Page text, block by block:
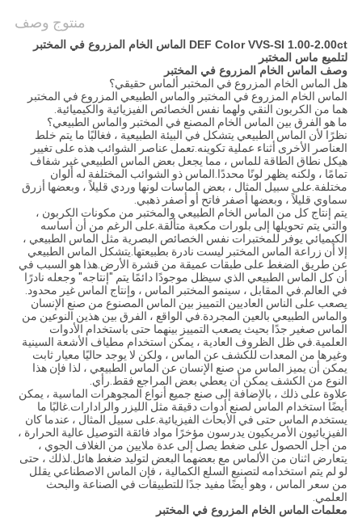
منتوج وصف
DEF Color VVS-SI 1.00-2.00ct الماس الخام المزروع في المختبر
لتلميع ماس المختبر
وصف الماس الخام المزروع في المختبر
هل الماس الخام المزروع في المختبر ألماس حقيقي؟
الماس الخام المزروع في المختبر والماس الطبيعي المزروع في المختبر
هما من الكربون النقي ولهما نفس الخصائص الفيزيائية والكيميائية.
ما هو الفرق بين الماس الخام المصنع في المختبر والماس الطبيعي؟
نظرًا لأن الماس الطبيعي يتشكل في البيئة الطبيعية ، فغالبًا ما يتم خلط
العناصر الأخرى أثناء عملية تكوينه.تعمل عناصر الشوائب هذه على تغيير
هيكل نطاق الطاقة للماس ، مما يجعل بعض الماس الطبيعي غير شفاف
تمامًا ، ولكنه يظهر لونًا محددًا.الماس ذو الشوائب المختلفة له ألوان
مختلفة.على سبيل المثال ، بعض الماسات لونها وردي قليلاً ، وبعضها أزرق
سماوي قليلاً ، وبعضها أصفر فاتح أو أصفر ذهبي.
يتم إنتاج كل من الماس الخام الطبيعي والمختبر من مكونات الكربون ،
والتي يتم تحويلها إلى بلورات مكعبة متألقة.على الرغم من أن أساسه
الكيميائي يوفر للمختبرات نفس الخصائص البصرية مثل الماس الطبيعي ،
إلا أن زراعة الماس المختبر ليست نادرة بطبيعتها.يتشكل الماس الطبيعي
عن طريق الضغط على طبقات عميقة من قشرة الأرض.هذا هو السبب في
أن كل الماس الطبيعي الذي سيظل موجودًا دائمًا يتم "إنتاجه" وجعله نادرًا
في العالم.في المقابل ، سينمو المختبر الماس ، وإنتاج الماس غير محدود.
يصعب على الناس العاديين التمييز بين الماس المصنوع من صنع الإنسان
والماس الطبيعي بالعين المجردة.في الواقع ، الفرق بين هذين النوعين من
الماس صغير جدًا بحيث يصعب التمييز بينهما حتى باستخدام الأدوات
العلمية.في ظل الظروف العادية ، يمكن استخدام مطياف الأشعة السينية
وغيرها من المعدات للكشف عن الماس ، ولكن لا يوجد حاليًا معيار ثابت
يمكن أن يميز الماس من صنع الإنسان عن الماس الطبيعي ، لذا فإن هذا
النوع من الكشف يمكن أن يعطي بعض المراجع فقط.رأي.
علاوة على ذلك ، بالإضافة إلى صنع جميع أنواع المجوهرات الماسية ، يمكن
أيضًا استخدام الماس لصنع أدوات دقيقة مثل الليزر والرادارات.غالبًا ما
يستخدم الماس حتى في الأبحاث الفيزيائية.على سبيل المثال ، عندما كان
الفيزيائيون الأمريكيون يدرسون مؤخرًا مواد فائقة التوصيل عالية الحرارة ،
من أجل الحصول على ضغط يصل إلى عدة ملايين من الغلاف الجوي ،
يتعارض اثنان من الألماس مع بعضهما البعض لتوليد ضغط هائل.لذلك ، حتى
لو لم يتم استخدامه لتصنيع السلع الكمالية ، فإن الماس الاصطناعي يقلل
من سعر الماس ، وهو أيضًا مفيد جدًا للتطبيقات في الصناعة والبحث
العلمي.
معلمات الماس الخام المزروع في المختبر